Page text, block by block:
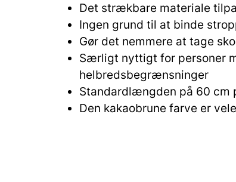
Det strækbare materiale
Ingen grund til at binde
Gør det nemmere at tage
Særligt nyttigt for personer
helbredsbegrænsninger
Standardlængden på 60 cm
Den kakaobrune farve er